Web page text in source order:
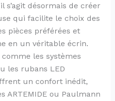
s’agit désormais de créer
qui facilite le choix des
pièces préférées et
en un véritable écrin.
les systèmes
les rubans LED
un confort inédit,
ARTEMIDE ou Paulmann